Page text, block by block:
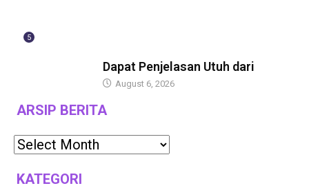
5
Dapat Penjelasan Utuh dari
August 6, 2026
ARSIP BERITA
KATEGORI